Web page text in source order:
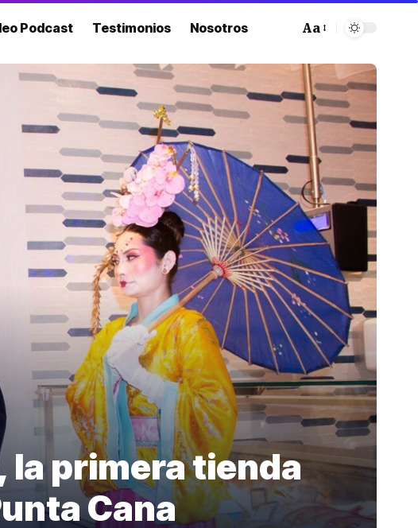
Podcast Testimonios Nosotros
Font
Aa
la primera tienda
Cana